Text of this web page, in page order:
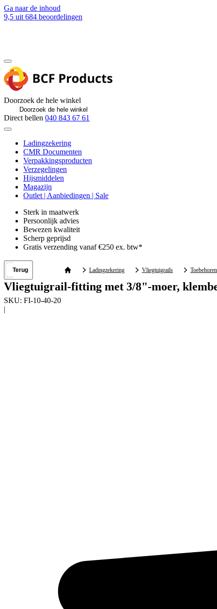
Ga naar de inhoud
9,5 uit 684 beoordelingen
Doorzoek de hele winkel
Direct bellen 040 843 67 61
Ladingzekering
CMR Documenten
Verpakkingsproducten
Verzegelingen
Hijsmiddelen
Magazijn
Outlet | Aanbiedingen | Sale
Sterk in maatwerk
Persoonlijk advies
Bewezen kwaliteit
Scherp geprijsd
Gratis verzending vanaf €250 ex. btw*
Terug Ladingzekering Vliegtuigrails Toebehoren
Vliegtuigrail-fitting met 3/8"-moer,
SKU: FI-10-40-20
|